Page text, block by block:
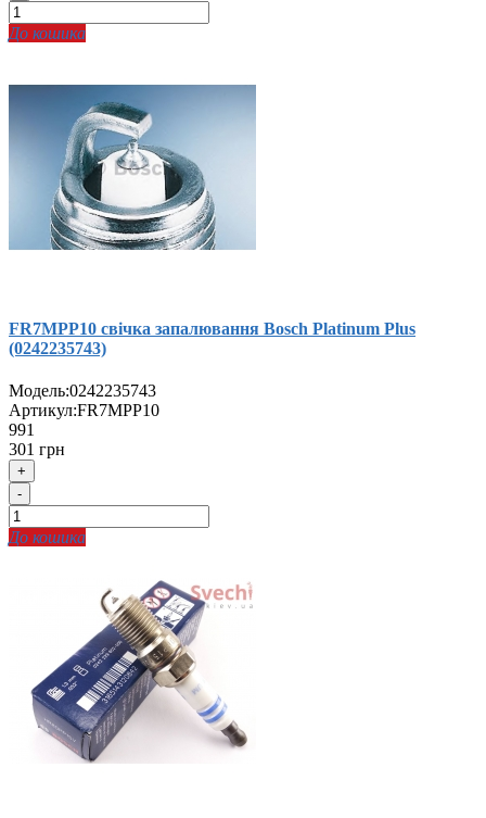
До кошика
FR7MPP10 свічка запалювання Bosch Platinum Plus
(0242235743)
Модель:0242235743
Артикул:FR7MPP10
991
301 грн
+
-
До кошика